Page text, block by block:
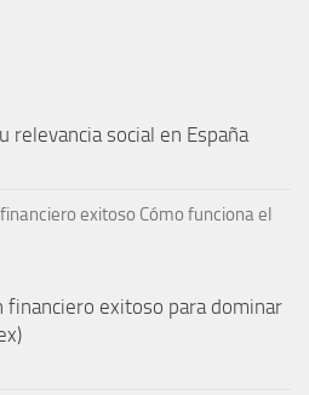
relevancia social en España
financiero exitoso para dominar